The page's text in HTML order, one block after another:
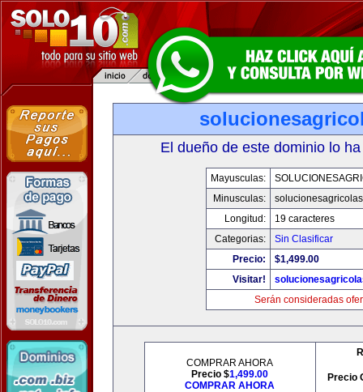
El dueño de este dominio lo
Mayusculas:
Minusculas:
Longitud:
19 caracteres
Categorias:
Sin Clasificar
Precio:
$1,499.00
Visitar!
Serán consideradas
COMPRAR AHORA
Precio $1,499.00
COMPRAR AHORA
Precio